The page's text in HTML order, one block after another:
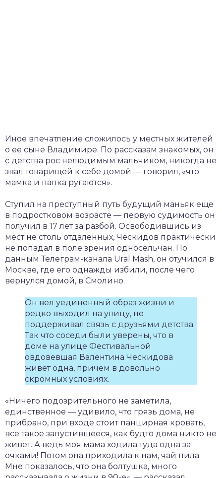
Иное впечатление сложилось у местных жителей
о ее сыне Владимире. По рассказам знакомых, он
с детства рос нелюдимым мальчиком, никогда не
звал товарищей к себе домой — говорил, «что
мамка и папка ругаются».
Ступил на преступный путь будущий маньяк еще
в подростковом возрасте — первую судимость он
получил в 17 лет за разбой. Освободившись из
мест не столь отдаленных, Ческидов практически
не попадал в поле зрения односельчан. По
данным Телеграм-канала Ural Mash, он отучился в
Москве, где его однажды избили, после чего
вернулся домой, в Смолино.
Он вел уединенный образ жизни и
редко выходил на улицу, не
поддерживал связь с друзьями детства.
Так что соседи были уверены, что в
доме на улице Фестивальной
овдовевшая Валентина Ческидова
живет одна, причем в довольно
скромных условиях.
«Ничего подозрительного не заметила,
единственное — удивило, что грязь дома, не
прибрано, при входе стоит панцирная кровать,
все такое запустившееся, как будто дома никто не
живет. А ведь моя мама ходила туда одна за
очками! Потом она приходила к нам, чай пила.
Мне показалось, что она болтушка, много